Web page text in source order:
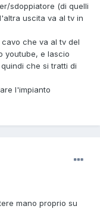
sdoppiatore (di quelli
uscita va al tv in
che va al tv del
youtube, e lascio
che si tratti di
l'impianto
mano proprio su